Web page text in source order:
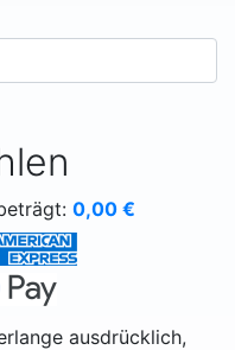
0,00 €
ausdrücklich,